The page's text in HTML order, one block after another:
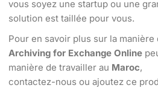
vous soyez une startup ou une
solution est taillée pour vous.
Pour en savoir plus sur la manière
Archiving for Exchange Online
manière de travailler au Maroc,
contactez-nous ou ajoutez ce